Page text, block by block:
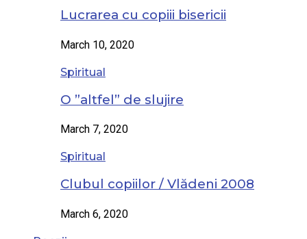
Lucrarea cu copiii bisericii
March 10, 2020
Spiritual
O ”altfel” de slujire
March 7, 2020
Spiritual
Clubul copiilor / Vlădeni 2008
March 6, 2020